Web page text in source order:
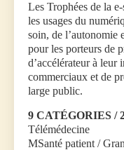
Les Trophées de la
les usages du
soin, de l’autonomie
pour les porteurs de
d’accélérateur à leur
commerciaux et de
large public.
9 CATÉGORIES /
Télémédecine
MSanté patient /